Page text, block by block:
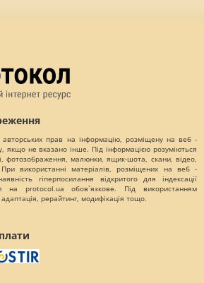
прав на інформацію, розміщену на веб -
якщо не вказано інше. Під інформацією розуміються
фотозображення, малюнки, ящик-шота, скани, відео,
використанні матеріалів, розміщених на веб -
гіперпосилання відкритого для індексації
на protocol.ua обов`язкове. Під використанням
рерайтинг, модифікація тощо.